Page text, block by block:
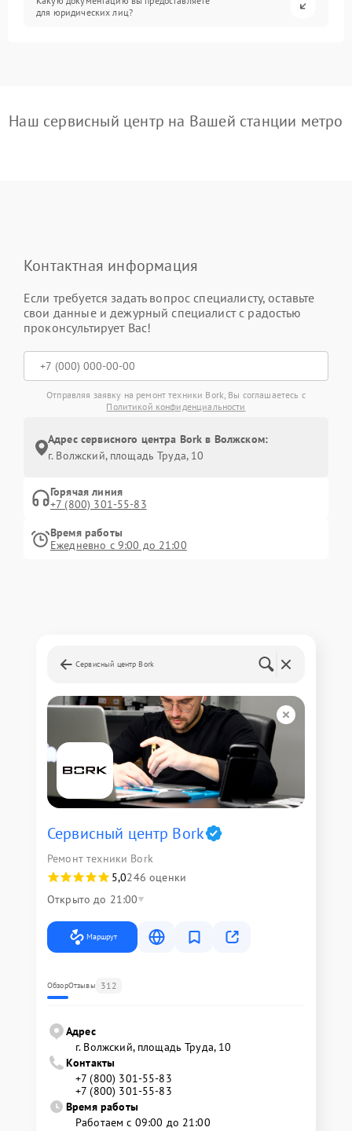
для юридических лиц?
Наш сервисный центр на Вашей станции метро
Контактная информация
Если требуется задать вопрос специалисту, оставьте
свои данные и дежурный специалист с радостью
проконсультирует Вас!
Отправляя заявку на ремонт техники Bork, Вы соглашаетесь с
Политикой конфиденциальности
Адрес сервисного центра Bork в Волжском:
г. Волжский, площадь Труда, 10
Горячая линия
+7 (800) 301-55-83
Время работы
Ежедневно с 9:00 до 21:00
Сервисный центр Bork
Сервисный центр Bork
Ремонт техники Bork
5,0246 оценки
Открыто до 21:00
Маршрут
ОбзорОтзывы 312
Адрес
г. Волжский, площадь Труда, 10
Контакты
+7 (800) 301-55-83
+7 (800) 301-55-83
Время работы
Работаем с 09:00 до 21:00